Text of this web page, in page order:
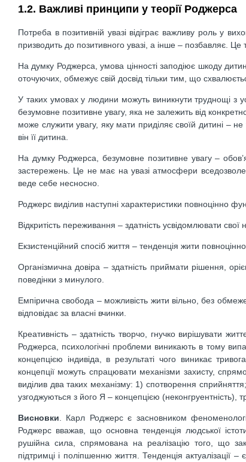
1.2. Важливі принципи у теорії Роджерса
Потреба в позитивній увазі відіграє важливу роль у
призводить до позитивного увазі, а інше – позбавляє.
На думку Роджерса, умова цінності заподіює шкоду
оточуючих, обмежує свій досвід тільки тим, що
У таких умовах у людини можуть виникнути труднощі з
безумовне позитивне увагу, яка не залежить від
може служити увагу, яку мати приділяє своїй дитині –
він її дитина.
На думку Роджерса, безумовне позитивне увагу –
застережень. Це не має на увазі атмосфери
веде себе несносно.
Роджерс виділив наступні характеристики повноцінно
Відкритість переживання – здатність усвідомлювати свої
Екзистенційний спосіб життя – тенденція жити
Організмична довіра – здатність приймати рішення,
поведінки з минулого.
Емпірична свобода – можливість жити вільно, без
відповідає за власні вчинки.
Креативність – здатність творчо, гнучко вирішувати
Роджерса, психологічні проблеми виникають в тому
концепцією індивіда, в результаті чого виникає
концепції можуть спрацювати механізми захисту,
виділив два таких механізму: 1) спотворення
узгоджуються з його Я – концепцією (неконгруентність),
Висновки . Карл Роджерс є засновником
Роджерс вважав, що основна тенденція людської
рушійна сила, спрямована на реалізацію того, що
підтримці і поліпшенню життя. Тенденція